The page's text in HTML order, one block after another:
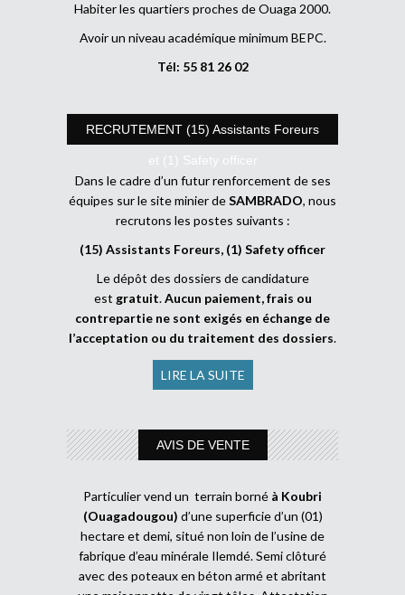
Habiter les quartiers proches de Ouaga 2000.
Avoir un niveau académique minimum BEPC.
Tél: 55 81 26 02
RECRUTEMENT (15) Assistants Foreurs
et (1) Safety officer
Dans le cadre d’un futur renforcement de ses
équipes sur le site minier deSAMBRADO, nous
recrutons les postes suivants :
(15) Assistants Foreurs, (1) Safety officer
Le dépôt des dossiers de candidature
est gratuit.Aucun paiement, frais ou
contrepartie ne sont exigés en échange de
l’acceptation ou du traitement des dossiers.
LIRE LA SUITE
AVIS DE VENTE
Particulier vend un terrain borné à Koubri
(Ouagadougou) d’une superficie d’un (01)
hectare et demi, situé non loin de l’usine de
fabrique d’eau minérale Ilemdé. Semi clôturé
avec des poteaux en béton armé et abritant